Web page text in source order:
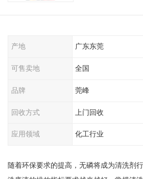
产地 广东东莞
可售卖地 全国
品牌 莞峰
回收方式 上门回收
应用领域 化工行业
随着环保要求的提高，无磷将成为清洗剂